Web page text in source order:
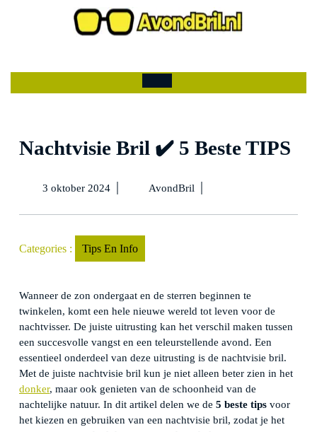
inhoud
account
Open
Nachtvisie Bril ✔️ 5 Beste TIPS
3 oktober 2024
2024
| AvondBril Nachtvisie
✔️
|
Categories : Tips En Info
Wanneer de zon ondergaat en de sterren beginnen te
twinkelen, komt een hele nieuwe wereld tot leven voor de
nachtvisser. De juiste uitrusting kan het verschil maken tussen
een succesvolle vangst en een teleurstellende avond. Een
essentieel onderdeel van deze uitrusting is de nachtvisie bril.
Met de juiste nachtvisie bril kun je niet alleen beter zien in het
donker, maar ook genieten van de schoonheid van de
nachtelijke natuur. In dit artikel delen we de 5 beste tips voor
het kiezen en gebruiken van een nachtvisie bril, zodat je het